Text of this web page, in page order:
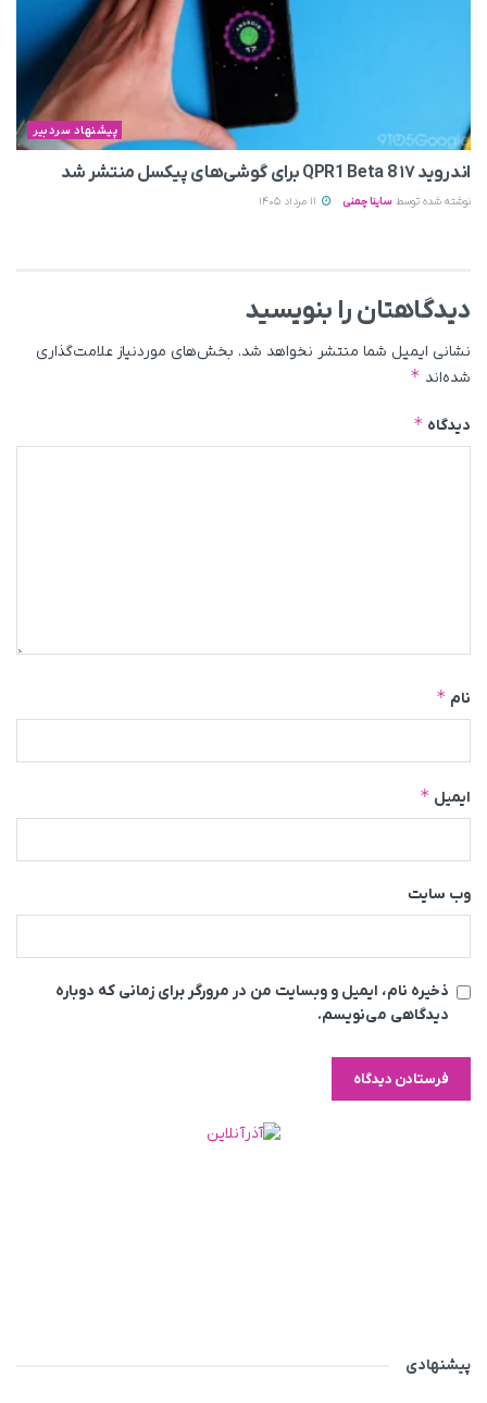
پیشنهاد سردبیر
اندروید ۱۷ QPR1 Beta 8 برای گوشی‌های پیکسل منتشر شد
نوشته شده توسط ساینا چمنی
دیدگاهتان را بنویسید
نشانی ایمیل شما منتشر نخواهد شد. بخش‌های موردنیاز علامت‌گذاری
شده‌اند *
دیدگاه *
نام *
ایمیل *
وب‌ سایت
ذخیره نام، ایمیل و وبسایت من در مرورگر برای زمانی که دوباره
دیدگاهی می‌نویسم.
پیشنهادی